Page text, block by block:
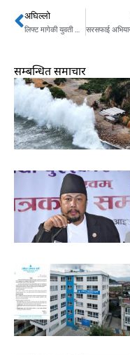
Prev
अघिल्लो
सम्बन्धित समाचार